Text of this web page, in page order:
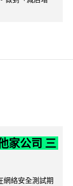
家公司 三
絡安全測試期